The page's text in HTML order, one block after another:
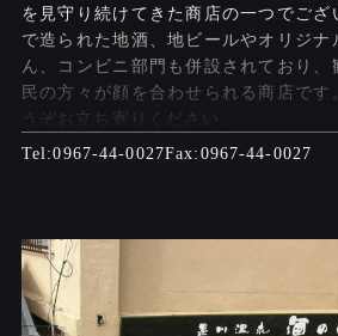
を見守り続けてきた商店の一つでござ
で造られた地酒、地ビールやオリジナ
ん、コンビニ部門も併設されており、
民の方々が顔を合わせられる商店で
うぞお立ち寄りください。
0967-44-0027
0967-44-0027